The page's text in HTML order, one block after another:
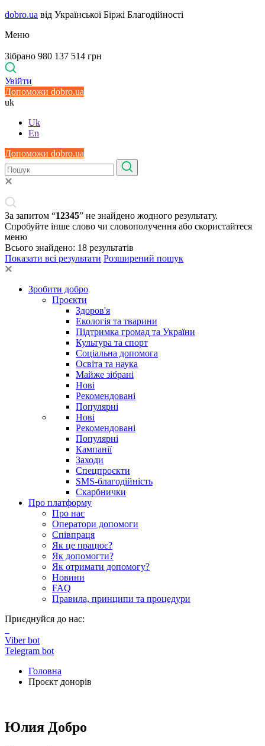
dobro.ua від Української Біржі Благодійності
Меню
Зібрано 980 137 514 грн
Увійти
Допоможи dobro.ua
uk
Uk
En
Допоможи dobro.ua
За запитом “12345” не знайдено жодного результату.
Спробуйте інше слово чи словополучення або скористайтеся
меню
Всього знайдено: 18 результатів
Показати всі результати Розширений пошук
Зробити добро
Проєкти
Здоров'я
Екологія та тварини
Підтримка громад та України
Культура та спорт
Соціальна допомога
Освіта та наука
Майже зібрані
Нові
Рекомендовані
Популярні
Нові
Рекомендовані
Популярні
Кампанії
Заходи
Спецпроєкти
SMS-благодійність
Скарбнички
Про платформу
Про нас
Оператори допомоги
Співпраця
Як це працює?
Як допомогти?
Як отримати допомогу?
Новини
FAQ
Правила, принципи та процедури
Приєднуйся до нас:
Viber bot
Telegram bot
Головна
Проєкт донорів
Юлия Добро